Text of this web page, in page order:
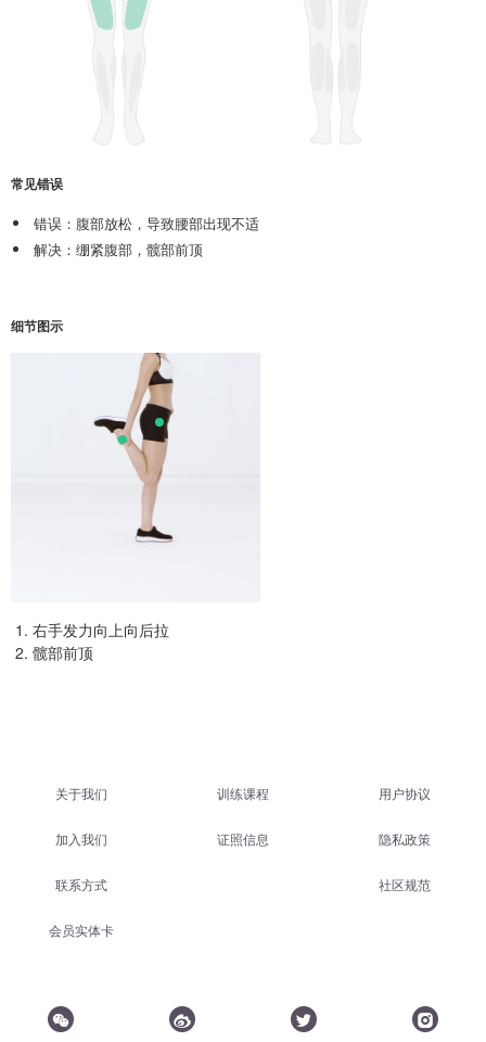
常见错误
错误：腹部放松，导致腰部出现不适
解决：绷紧腹部，髋部前顶
细节图示
右手发力向上向后拉
髋部前顶
关于我们
加入我们
联系方式
会员实体卡
训练课程
证照信息
用户协议
隐私政策
社区规范